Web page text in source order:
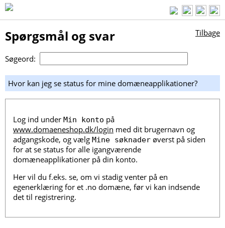
Spørgsmål og svar Tilbage
Søgeord:
Hvor kan jeg se status for mine domæneapplikationer?
Log ind under Min konto på
www.domaeneshop.dk/login med dit brugernavn og
adgangskode, og vælg Mine søknader øverst på siden
for at se status for alle igangværende
domæneapplikationer på din konto.
Her vil du f.eks. se, om vi stadig venter på en
egenerklæring for et .no domæne, før vi kan indsende
det til registrering.